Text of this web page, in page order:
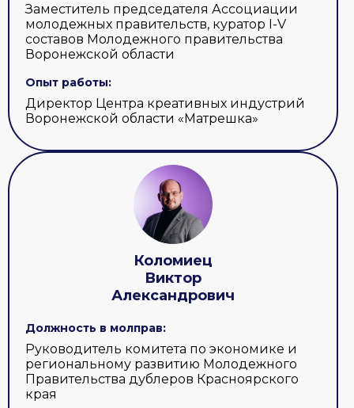
Заместитель председателя Ассоциации
молодежных правительств, куратор I-V
составов Молодежного правительства
Воронежской области
Опыт работы:
Директор Центра креативных индустрий
Воронежской области «Матрешка»
Коломиец
Виктор
Александрович
Должность в молправ:
Руководитель комитета по экономике и
региональному развитию Молодежного
Правительства дублеров Красноярского
края